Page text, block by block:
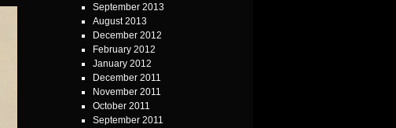
September 2013
August 2013
December 2012
February 2012
January 2012
December 2011
November 2011
October 2011
September 2011